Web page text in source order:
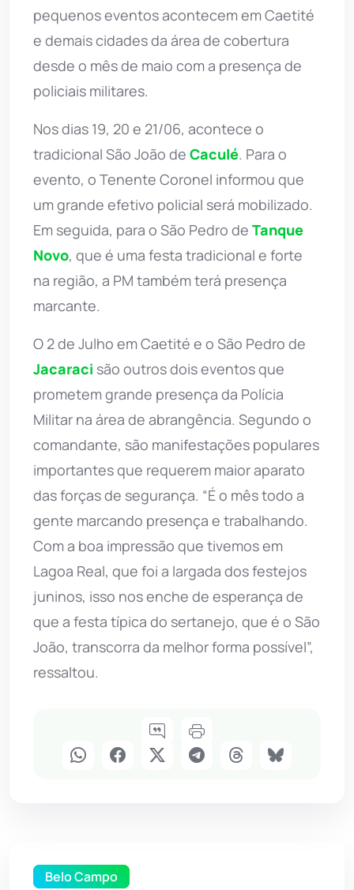
pequenos eventos acontecem em Caetité
e demais cidades da área de cobertura
desde o mês de maio com a presença de
policiais militares.
Nos dias 19, 20 e 21/06, acontece o
tradicional São João de Caculé. Para o
evento, o Tenente Coronel informou que
um grande efetivo policial será mobilizado.
Em seguida, para o São Pedro de Tanque
Novo, que é uma festa tradicional e forte
na região, a PM também terá presença
marcante.
O 2 de Julho em Caetité e o São Pedro de
Jacaraci são outros dois eventos que
prometem grande presença da Polícia
Militar na área de abrangência. Segundo o
comandante, são manifestações populares
importantes que requerem maior aparato
das forças de segurança. “É o mês todo a
gente marcando presença e trabalhando.
Com a boa impressão que tivemos em
Lagoa Real, que foi a largada dos festejos
juninos, isso nos enche de esperança de
que a festa típica do sertanejo, que é o São
João, transcorra da melhor forma possível”,
ressaltou.
Belo Campo